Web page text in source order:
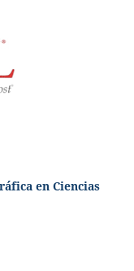
en Ciencias